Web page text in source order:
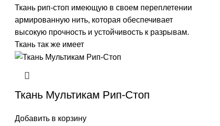
Ткань рип-стоп имеющую в своем переплетении
армированную нить, которая обеспечивает
высокую прочность и устойчивость к разрывам.
Ткань так же имеет
Ткань Мультикам Рип-Стоп
Добавить в корзину